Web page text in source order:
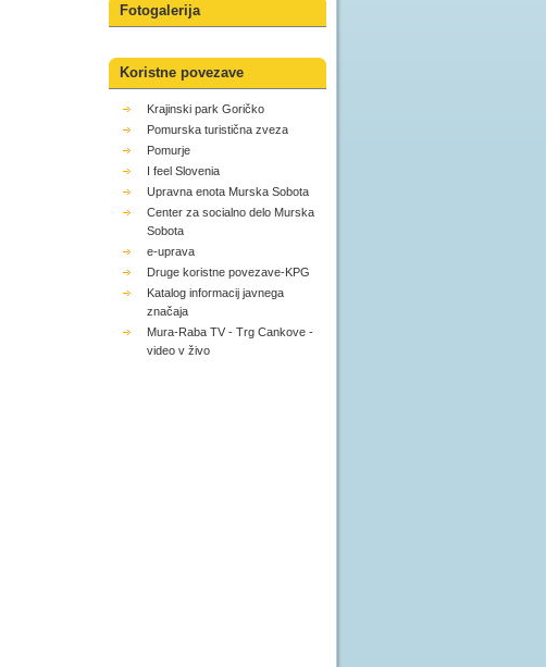
Fotogalerija
Koristne povezave
Krajinski park Goričko
Pomurska turistična zveza
Pomurje
I feel Slovenia
Upravna enota Murska Sobota
Center za socialno delo Murska
Sobota
e-uprava
Druge koristne povezave-KPG
Katalog informacij javnega
značaja
Mura-Raba TV - Trg Cankove -
video v živo